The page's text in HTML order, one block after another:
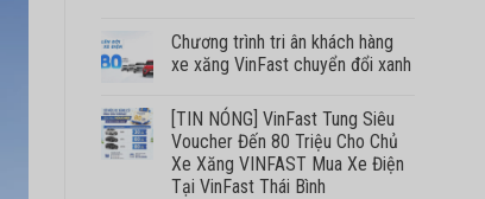
Chương trình tri ân khách hàng
xe xăng VinFast chuyển đổi xanh
[TIN NÓNG] VinFast Tung Siêu
Voucher Đến 80 Triệu Cho Chủ
Xe Xăng VINFAST Mua Xe Điện
Tại VinFast Thái Bình